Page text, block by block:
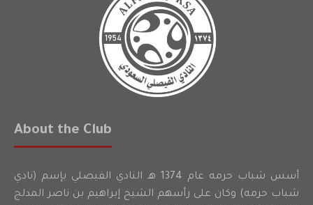
About the Club
أسس شباب حرمه عام 1374 هـ النادي الفيصلي بإسم (نادي
شباب حرمه) وكان على رأسهم الشيخ إبراهيم بن ناصر المدلج